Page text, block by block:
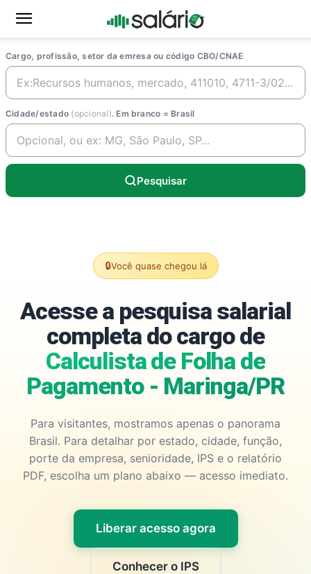
Cargo, profissão, setor da emresa ou código CBO/CNAE
Cidade/estado (opcional). Em branco = Brasil
Pesquisar
🔒Você quase chegou lá
Acesse a pesquisa salarial
completa do cargo de
Calculista de Folha de
Pagamento - Maringa/PR
Para visitantes, mostramos apenas o panorama
Brasil. Para detalhar por estado, cidade, função,
porte da empresa, senioridade, IPS e o relatório
PDF, escolha um plano abaixo — acesso imediato.
Liberar acesso agora
Conhecer o IPS